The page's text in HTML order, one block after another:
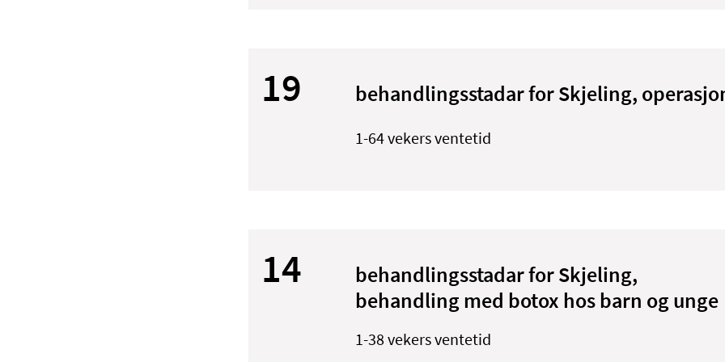
19 behandlingsstadar for Skjeling,
1-64 vekers ventetid
14
behandlingsstadar for Skjeling,
behandling med botox hos barn og unge
1-38 vekers ventetid